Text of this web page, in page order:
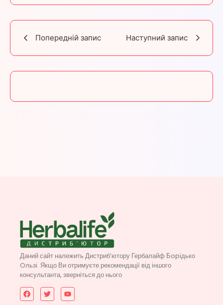
Попередній запис Наступний запис
Даний сайт належить Дистриб’ютору Гербалайф Бopідько
Oльзі. Якщо Ви отримуєте рекомендації від іншого
консультанта, зверніться до нього